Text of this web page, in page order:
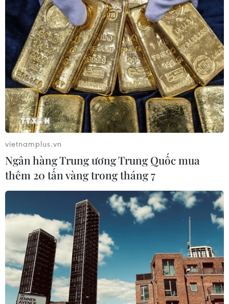
TIN CÙNG CHUYÊN MỤC
Bế mạc Hội thi lực lượng tham gia
bảo vệ an ninh, trật tự ở cơ sở giỏi
toàn quốc
07/08/2026 15:57
7 học sinh đội tuyển Việt Nam đoạt
huy chương tại Olympic AI quốc tế
07/08/2026 15:27
Áp thấp nhiệt đới trên vịnh Bắc Bộ sẽ
gây ảnh hưởng thế nào tới Việt Nam?
07/08/2026 14:38
vietnamplus.vn
Ngân hàng Trung ương Trung Quốc mua
thêm 20 tấn vàng trong tháng 7